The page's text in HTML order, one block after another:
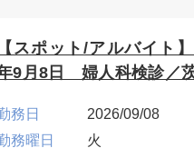
【スポット/アルバイト
9月8日 婦人科検診／
務日
2026/09/08
務曜日
火